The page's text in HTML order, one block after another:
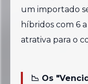
um importado
híbridos com 6
atrativa para o
📉 Os